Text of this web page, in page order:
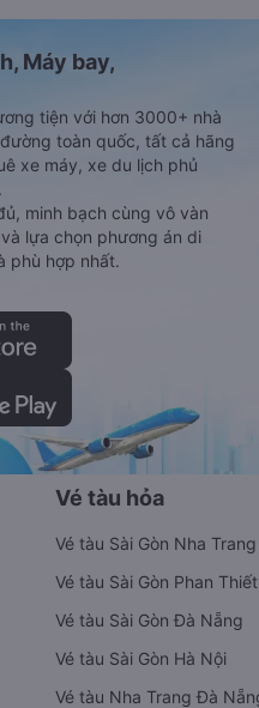
Máy bay,
tiện với hơn 3000+ nhà
toàn quốc, tất cả hãng
xe máy, xe du lịch phủ
minh bạch cùng vô vàn
lựa chọn phương án di
phù hợp nhất.
Vé tàu hỏa
Vé tàu Sài Gòn Nha Trang
Vé tàu Sài Gòn Phan Thiết
Vé tàu Sài Gòn Đà Nẵng
Vé tàu Sài Gòn Hà Nội
Vé tàu Nha Trang Đà